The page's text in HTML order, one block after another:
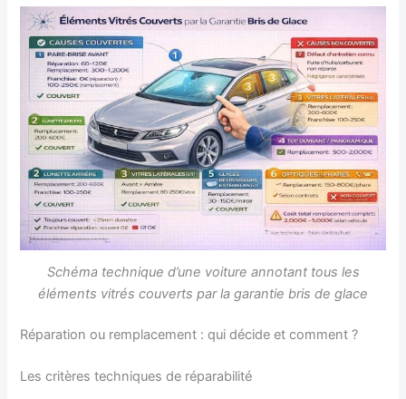
Schéma technique d’une voiture annotant tous les
éléments vitrés couverts par la garantie bris de glace
Réparation ou remplacement : qui décide et comment ?
Les critères techniques de réparabilité